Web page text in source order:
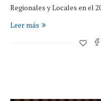
Regionales y Locales en el
Leer más